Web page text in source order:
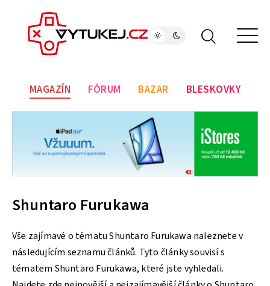
MAGAZÍN FÓRUM BAZAR BLESKOVKY
Shuntaro Furukawa
Vše zajímavé o tématu Shuntaro Furukawa naleznete v
následujícím seznamu článků. Tyto články souvisí s
tématem Shuntaro Furukawa, které jste vyhledali.